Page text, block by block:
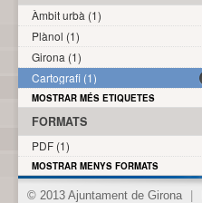
Àmbit urbà (1)
Plànol (1)
Girona (1)
Cartografi (1)
MOSTRAR MÉS ETIQUETES
FORMATS
PDF (1)
MOSTRAR MENYS FORMATS
© 2013 Ajuntament de Girona